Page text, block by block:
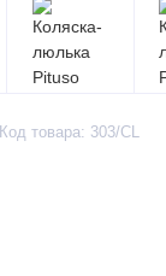
Код товара: 303/CL